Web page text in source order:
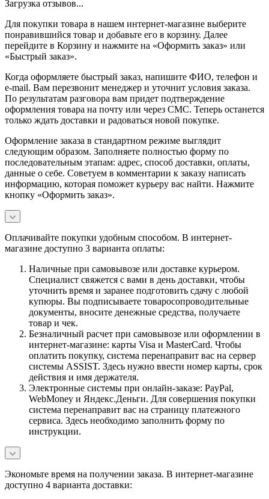
Загрузка отзывов...
Для покупки товара в нашем интернет-магазине выберите
понравившийся товар и добавьте его в корзину. Далее
перейдите в Корзину и нажмите на «Оформить заказ» или
«Быстрый заказ».
Когда оформляете быстрый заказ, напишите ФИО, телефон и
e-mail. Вам перезвонит менеджер и уточнит условия заказа.
По результатам разговора вам придет подтверждение
оформления товара на почту или через СМС. Теперь останется
только ждать доставки и радоваться новой покупке.
Оформление заказа в стандартном режиме выглядит
следующим образом. Заполняете полностью форму по
последовательным этапам: адрес, способ доставки, оплаты,
данные о себе. Советуем в комментарии к заказу написать
информацию, которая поможет курьеру вас найти. Нажмите
кнопку «Оформить заказ».
Оплачивайте покупки удобным способом. В интернет-
магазине доступно 3 варианта оплаты:
Наличные при самовывозе или доставке курьером.
Специалист свяжется с вами в день доставки, чтобы
уточнить время и заранее подготовить сдачу с любой
купюры. Вы подписываете товаросопроводительные
документы, вносите денежные средства, получаете
товар и чек.
Безналичный расчет при самовывозе или оформлении в
интернет-магазине: карты Visa и MasterCard. Чтобы
оплатить покупку, система перенаправит вас на сервер
системы ASSIST. Здесь нужно ввести номер карты, срок
действия и имя держателя.
Электронные системы при онлайн-заказе: PayPal,
WebMoney и Яндекс.Деньги. Для совершения покупки
система перенаправит вас на страницу платежного
сервиса. Здесь необходимо заполнить форму по
инструкции.
Экономьте время на получении заказа. В интернет-магазине
доступно 4 варианта доставки: